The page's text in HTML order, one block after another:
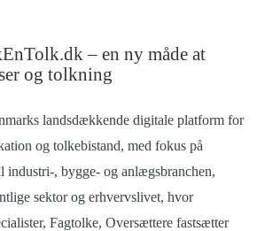
– en ny måde at
og tolkning
landsdækkende digitale platform for
og tolkebistand, med fokus på
industri-, bygge- og anlægsbranchen,
sektor og erhvervslivet, hvor
Fagtolke, Oversættere fastsætter